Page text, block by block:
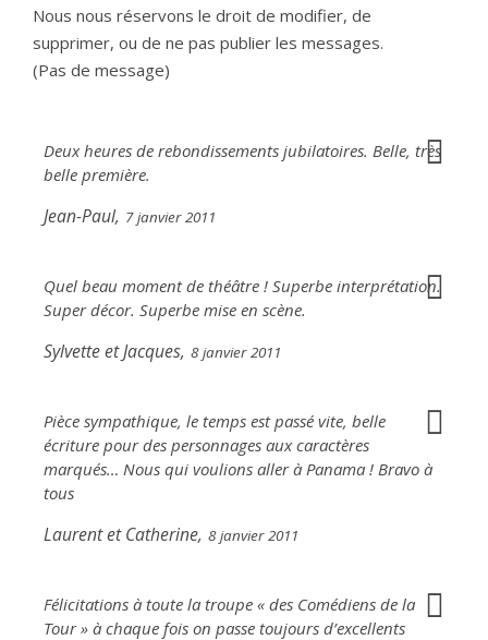
Nous nous réservons le droit de modifier, de
supprimer, ou de ne pas publier les messages.
(Pas de message)
Deux heures de rebondissements jubilatoires. Belle, très
belle première.
Jean-Paul, 7 janvier 2011
Quel beau moment de théâtre ! Superbe interprétation.
Super décor. Superbe mise en scène.
Sylvette et Jacques, 8 janvier 2011
Pièce sympathique, le temps est passé vite, belle
écriture pour des personnages aux caractères
marqués… Nous qui voulions aller à Panama ! Bravo à
tous
Laurent et Catherine, 8 janvier 2011
Félicitations à toute la troupe « des Comédiens de la
Tour » à chaque fois on passe toujours d’excellents